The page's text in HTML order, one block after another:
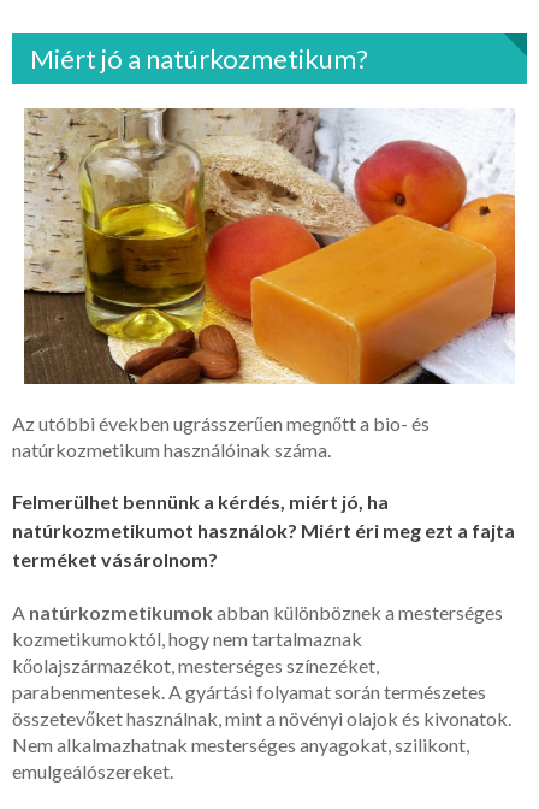
Miért jó a natúrkozmetikum?
Az utóbbi években ugrásszerűen megnőtt a bio- és
natúrkozmetikum használóinak száma.
Felmerülhet bennünk a kérdés, miért jó, ha
natúrkozmetikumot használok? Miért éri meg ezt a fajta
terméket vásárolnom?
A natúrkozmetikumok abban különböznek a mesterséges
kozmetikumoktól, hogy nem tartalmaznak
kőolajszármazékot, mesterséges színezéket,
parabenmentesek. A gyártási folyamat során természetes
összetevőket használnak, mint a növényi olajok és kivonatok.
Nem alkalmazhatnak mesterséges anyagokat, szilikont,
emulgeálószereket.